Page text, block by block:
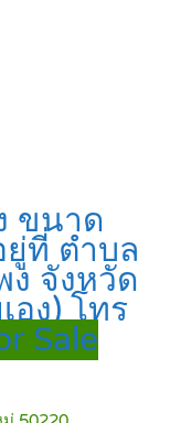
ขนาด
ที่ ตำบล
จังหวัด
อง) โทร
Sale